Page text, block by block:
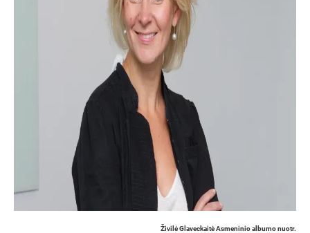
Živilė Glaveckaitė Asmeninio albumo nuotr.